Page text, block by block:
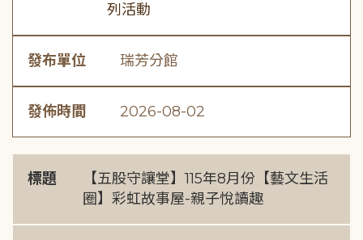
列活動
發布單位 瑞芳分館
發佈時間 2026-08-02
標題
【五股守讓堂】115年8月份【藝文生活
圈】彩虹故事屋-親子悅讀趣